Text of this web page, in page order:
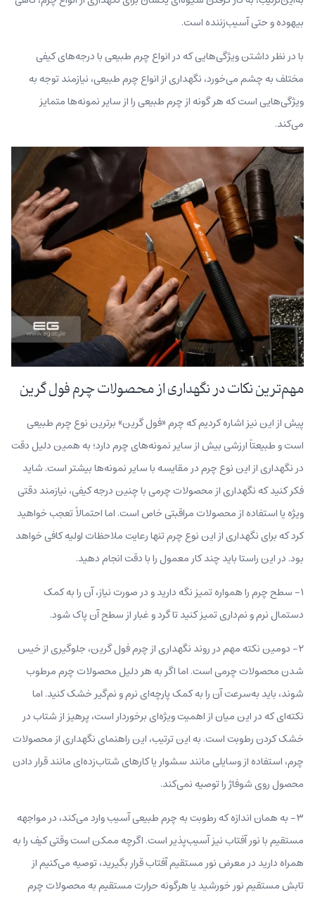
بیهوده و حتی آسیب‌زننده است.
با در نظر داشتن ویژگی‌هایی که در انواع چرم طبیعی با درجه‌های کیفی
مختلف به چشم می‌خورد، نگهداری از انواع چرم طبیعی، نیازمند توجه به
ویژگی‌هایی است که هر گونه از چرم طبیعی را از سایر نمونه‌ها متمایز
می‌کند.
مهم‌ترین نکات در نگهداری از محصولات چرم فول گرین
پیش از این نیز اشاره کردیم که چرم «فول گرین» برترین نوع چرم طبیعی
است و طبیعتاً ارزشی بیش از سایر نمونه‌های چرم دارد؛ به همین دلیل دقت
در نگهداری از این نوع چرم در مقایسه با سایر نمونه‌ها بیشتر است. شاید
فکر کنید که نگهداری از محصولات چرمی با چنین درجه کیفی، نیازمند دقتی
ویژه یا استفاده از محصولات مراقبتی خاص است. اما احتمالاً تعجب خواهید
کرد که برای نگهداری از این نوع چرم تنها رعایت ملاحظات اولیه کافی خواهد
بود. در این راستا باید چند کار معمول را با دقت انجام دهید.
۱- سطح چرم را همواره تمیز نگه دارید و در صورت نیاز، آن را به کمک
دستمال نرم و نم‌داری تمیز کنید تا گرد و غبار از سطح آن پاک شود.
۲- دومین نکته مهم در روند نگهداری از چرم فول گرین، جلوگیری از خیس
شدن محصولات چرمی است. اما اگر به هر دلیل محصولات چرم مرطوب
شوند، باید به‌سرعت آن را به کمک پارچه‌ای نرم و نم‌گیر خشک کنید. اما
نکته‌ای که در این میان از اهمیت ویژه‌ای برخوردار است، پرهیز از شتاب در
خشک کردن رطوبت است. به این ترتیب، این راهنمای نگهداری از محصولات
چرم، استفاده از وسایلی مانند سشوار یا کارهای شتاب‌زده‌ای مانند قرار دادن
محصول روی شوفاژ را توصیه نمی‌کند.
۳- به همان اندازه که رطوبت به چرم طبیعی آسیب وارد می‌کند، در مواجهه
مستقیم با نور آفتاب نیز آسیب‌پذیر است. اگرچه ممکن است وقتی کیف را به
همراه دارید در معرض نور مستقیم آفتاب قرار بگیرید، توصیه می‌کنیم از
تابش مستقیم نور خورشید یا هرگونه حرارت مستقیم به محصولات چرم